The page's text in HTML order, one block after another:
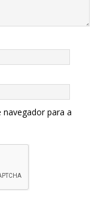
para a